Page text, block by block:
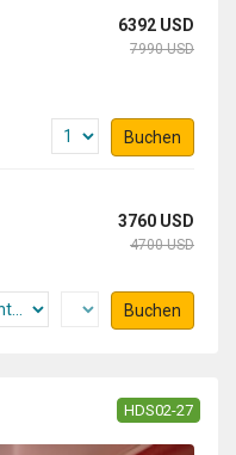
6392 USD
7990 USD
Buchen
3760 USD
4700 USD
Buchen
HDS02-27